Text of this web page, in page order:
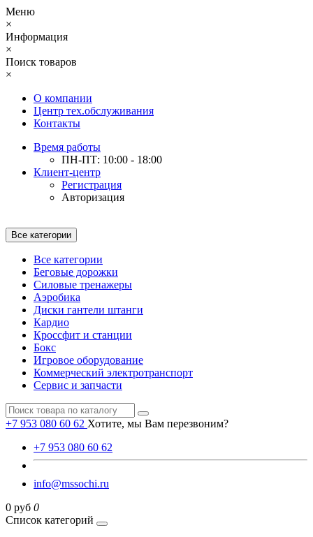
Меню
×
Информация
×
Поиск товаров
×
О компании
Центр тех.обслуживания
Контакты
Время работы
ПН-ПТ: 10:00 - 18:00
Клиент-центр
Регистрация
Авторизация
Все категории
Все категории
Беговые дорожки
Силовые тренажеры
Аэробика
Диски гантели штанги
Кардио
Кроссфит и станции
Бокс
Игровое оборудование
Коммерческий электротранспорт
Сервис и запчасти
+7 953 080 60 62 Хотите, мы Вам перезвоним?
+7 953 080 60 62
info@mssochi.ru
0 руб 0
Список категорий